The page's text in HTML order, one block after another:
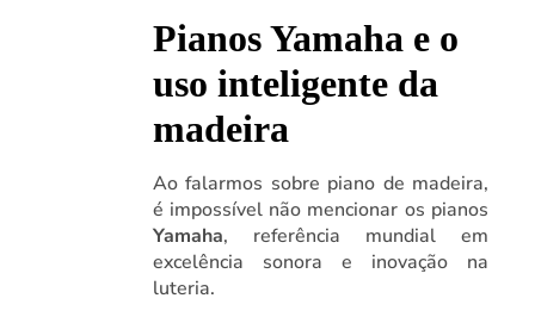
Pianos Yamaha e o
uso inteligente da
madeira
Ao falarmos sobre piano de madeira,
é impossível não mencionar os pianos
Yamaha, referência mundial em
excelência sonora e inovação na
luteria.